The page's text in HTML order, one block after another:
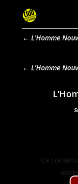
← L'Homme
L’Homme
Ce